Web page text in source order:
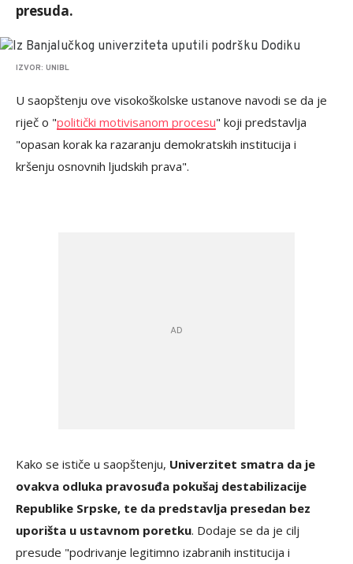
presuda.
IZVOR: UNIBL
U saopštenju ove visokoškolske ustanove navodi se da je
riječ o "politički motivisanom procesu" koji predstavlja
"opasan korak ka razaranju demokratskih institucija i
kršenju osnovnih ljudskih prava".
Kako se ističe u saopštenju, Univerzitet smatra da je
ovakva odluka pravosuđa pokušaj destabilizacije
Republike Srpske, te da predstavlja presedan bez
uporišta u ustavnom poretku. Dodaje se da je cilj
presude "podrivanje legitimno izabranih institucija i